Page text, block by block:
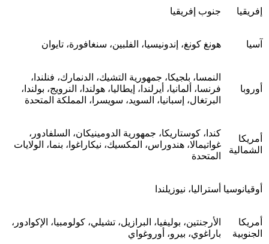
إفريقيا جنوب إفريقيا
آسيا هونغ كونغ، إندونيسيا، الفلبين، سنغافورة، تايوان
أوروبا
النمسا، بلجيكا، جمهورية التشيك، الدنمارك، فنلندا،
فرنسا، ألمانيا، أيرلندا، إيطاليا، هولندا، النرويج، بولندا،
البرتغال، إسبانيا، السويد، سويسرا، المملكة المتحدة
أمريكا
الشمالية
كندا، كوستاريكا، جمهورية الدومينيكان، السلفادور،
غواتيمالا، هندوراس، المكسيك، نيكاراغوا، بنما، الولايات
المتحدة
أوقيانوسيا أستراليا، نيوزيلندا
أمريكا
الجنوبية
الأرجنتين، بوليفيا، البرازيل، تشيلي، كولومبيا، الإكوادور،
باراغوي، بيرو، أوروغواي